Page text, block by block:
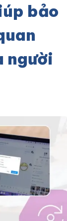
bảo
người